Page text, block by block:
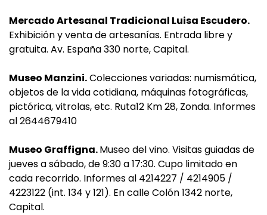
Mercado Artesanal Tradicional Luisa Escudero.
Exhibición y venta de artesanías. Entrada libre y
gratuita. Av. España 330 norte, Capital.
Museo Manzini.Colecciones variadas: numismática,
objetos de la vida cotidiana, máquinas fotográficas,
pictórica, vitrolas, etc. Ruta12 Km 28, Zonda. Informes
al 2644679410
Museo Graffigna.Museo del vino. Visitas guiadas de
jueves a sábado, de 9:30 a 17:30. Cupo limitado en
cada recorrido. Informes al 4214227 / 4214905 /
4223122 (int. 134 y 121). En calle Colón 1342 norte,
Capital.